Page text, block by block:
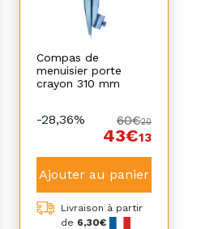
Compas de
menuisier porte
crayon 310 mm
-28,36% 60€20
43€13
Ajouter au panier
Livraison à partir
de 6,30€